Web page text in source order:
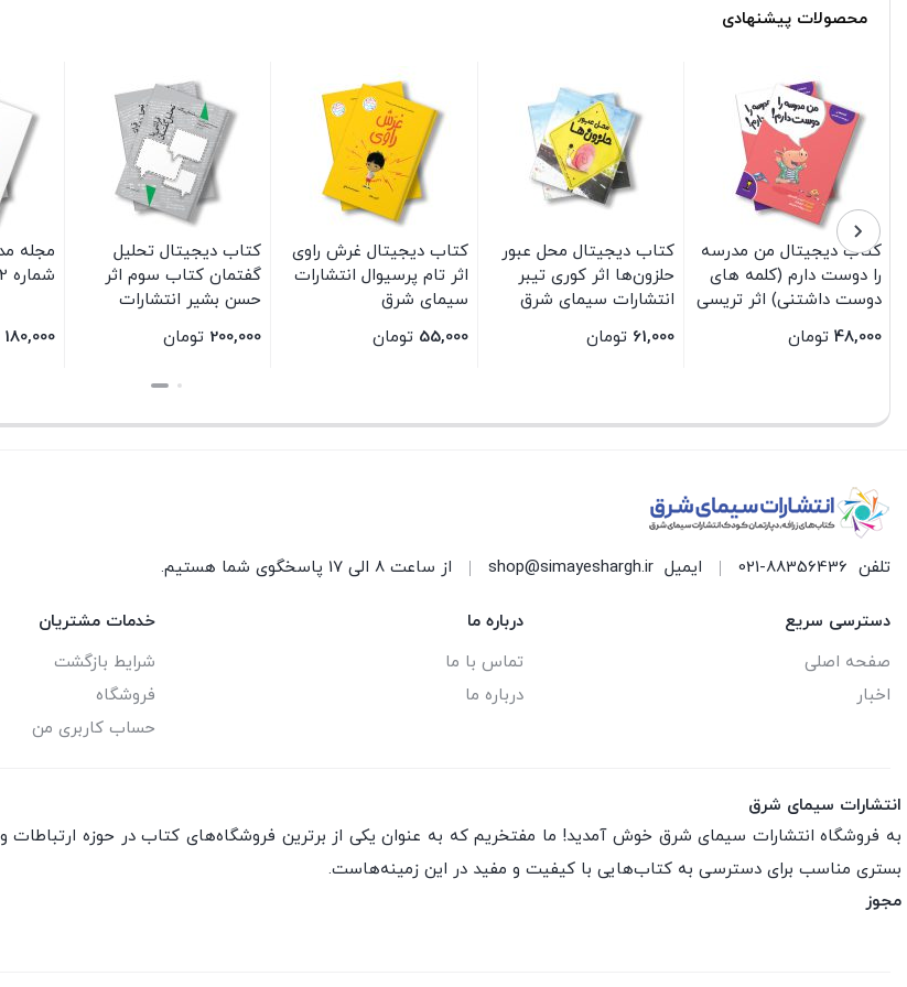
محصولات پیشنهادی
کتاب دیجیتال من مدرسه
را دوست دارم (کلمه های
دوست داشتنی) اثر تریسی
کوردروی ترجمه پروانه
سعیدی انتشارات سیمای
48,000 تومان
کتاب دیجیتال محل عبور
حلزون‌ها اثر کوری تیبر
انتشارات سیمای شرق
61,000 تومان
کتاب دیجیتال غرش راوی
اثر تام پرسیوال انتشارات
سیمای شرق
55,000 تومان
کتاب دیجیتال تحلیل
گفتمان کتاب سوم اثر
حسن بشیر انتشارات
200,000 تومان
مجله
شماره 182
180,000
تلفن 021-88356436 ایمیل shop@simayeshargh.ir از ساعت 8 الی 17 پاسخگوی شما هستیم.
دسترسی سریع
صفحه اصلی
اخبار
درباره ما
تماس با ما
درباره ما
خدمات مشتریان
شرایط بازگشت
فروشگاه
حساب کاربری من
انتشارات سیمای شرق
به فروشگاه انتشارات سیمای شرق خوش آمدید! ما مفتخریم که به عنوان یکی از برترین فروشگاه‌های کتاب در حوزه
بستری مناسب برای دسترسی به کتاب‌هایی با کیفیت و مفید در این زمینه‌هاست.
مجوز